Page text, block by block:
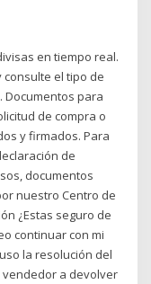
en tiempo real.
el tipo de
Documentos para
de compra o
y firmados. Para
de
documentos
nuestro Centro de
¿Estas seguro de
continuar con mi
la resolución del
a devolver